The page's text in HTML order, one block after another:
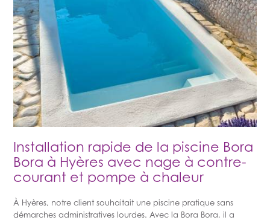
Installation rapide de la piscine Bora
Bora à Hyères avec nage à contre-
courant et pompe à chaleur
À Hyères, notre client souhaitait une piscine pratique sans
démarches administratives lourdes. Avec la Bora Bora, il a